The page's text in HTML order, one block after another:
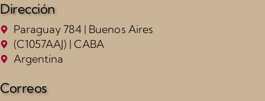
Dirección
Paraguay 784 | Buenos Aires
(C1057AAJ) | CABA
Argentina
Correos